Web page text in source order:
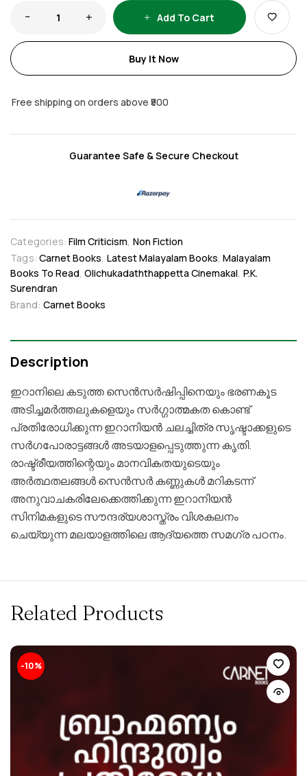
Add To Cart
Buy It Now
Free shipping on orders above ₹500
Guarantee Safe & Secure Checkout
Categories: Film Criticism, Non Fiction
Tags: Carnet Books, Latest Malayalam Books,Malayalam
Books To Read,Olichukadaththappetta Cinemakal, P.K.
Surendran
Brand:Carnet Books
Description
ഇറാനിലെ കടുത്ത സെൻസർഷിപ്പിനെയും ഭരണകൂട
അടിച്ചമർത്തലുകളെയും സർഗ്ഗാത്മകത കൊണ്ട്
പ്രതിരോധിക്കുന്ന ഇറാനിയൻ ചലച്ചിത്ര സൃഷ്ടാക്കളുടെ
സർഗപോരാട്ടങ്ങൾ അടയാളപ്പെടുത്തുന്ന കൃതി.
രാഷ്ട്രീയത്തിന്റെയും മാനവികതയുടെയും
അർത്ഥതലങ്ങൾ സെൻസർ കണ്ണുകൾ മറികടന്ന്
അനുവാചകരിലേക്കെത്തിക്കുന്ന ഇറാനിയൻ
സിനിമകളുടെ സൗന്ദര്യശാസ്ത്രം വിശകലനം
ചെയ്യുന്ന മലയാളത്തിലെ ആദ്യത്തെ സമഗ്ര പഠനം.
Related Products
-10%